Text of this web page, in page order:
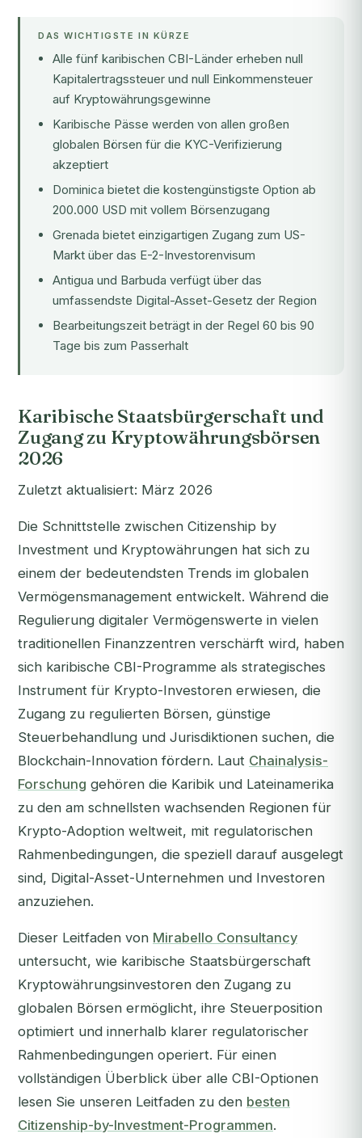
DAS WICHTIGSTE IN KÜRZE
Alle fünf karibischen CBI-Länder erheben null
Kapitalertragssteuer und null Einkommensteuer
auf Kryptowährungsgewinne
Karibische Pässe werden von allen großen
globalen Börsen für die KYC-Verifizierung
akzeptiert
Dominica bietet die kostengünstigste Option ab
200.000 USD mit vollem Börsenzugang
Grenada bietet einzigartigen Zugang zum US-
Markt über das E-2-Investorenvisum
Antigua und Barbuda verfügt über das
umfassendste Digital-Asset-Gesetz der Region
Bearbeitungszeit beträgt in der Regel 60 bis 90
Tage bis zum Passerhalt
Karibische Staatsbürgerschaft und
Zugang zu Kryptowährungsbörsen
2026
Zuletzt aktualisiert: März 2026
Die Schnittstelle zwischen Citizenship by
Investment und Kryptowährungen hat sich zu
einem der bedeutendsten Trends im globalen
Vermögensmanagement entwickelt. Während die
Regulierung digitaler Vermögenswerte in vielen
traditionellen Finanzzentren verschärft wird, haben
sich karibische CBI-Programme als strategisches
Instrument für Krypto-Investoren erwiesen, die
Zugang zu regulierten Börsen, günstige
Steuerbehandlung und Jurisdiktionen suchen, die
Blockchain-Innovation fördern. Laut Chainalysis-
Forschung gehören die Karibik und Lateinamerika
zu den am schnellsten wachsenden Regionen für
Krypto-Adoption weltweit, mit regulatorischen
Rahmenbedingungen, die speziell darauf ausgelegt
sind, Digital-Asset-Unternehmen und Investoren
anzuziehen.
Dieser Leitfaden von Mirabello Consultancy
untersucht, wie karibische Staatsbürgerschaft
Kryptowährungsinvestoren den Zugang zu
globalen Börsen ermöglicht, ihre Steuerposition
optimiert und innerhalb klarer regulatorischer
Rahmenbedingungen operiert. Für einen
vollständigen Überblick über alle CBI-Optionen
lesen Sie unseren Leitfaden zu den besten
Citizenship-by-Investment-Programmen.